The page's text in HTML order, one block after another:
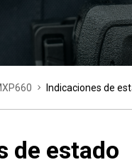
Indicaciones de
de estado